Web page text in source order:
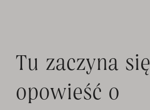
Tu zaczyna się
opowieść o